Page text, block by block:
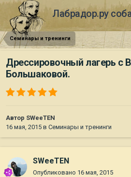
Лабрадор.ру
Семинары и тренинги
Дрессировочный лагерь с
Большаковой.
Автор SWeeTEN
16 мая, 2015 в Семинары и тренинги
SWeeTEN
Опубликовано 16 мая, 2015